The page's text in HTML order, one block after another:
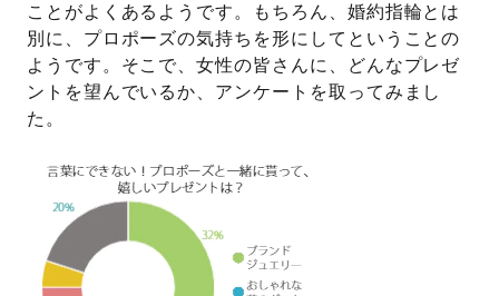
ことがよくあるようです。もちろん、婚約指輪とは
別に、プロポーズの気持ちを形にしてということの
ようです。そこで、女性の皆さんに、どんなプレゼ
ントを望んでいるか、アンケートを取ってみまし
た。
プロポーズシチュエーション診断
婚約指輪マッチング診断
プロポーズの方法
タイミング
エピソード
I-PRIMO公式サイト
I-PRIMO公式オンラインショップ
Follow us on